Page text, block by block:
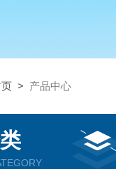
> 产品中心